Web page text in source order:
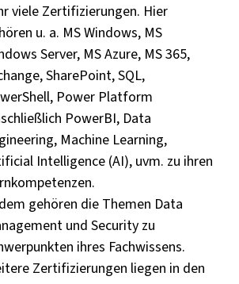
viele Zertifizierungen. Hier
u. a. MS Windows, MS
Server, MS Azure, MS 365,
SharePoint, SQL,
Power Platform
PowerBI, Data
Machine Learning,
Intelligence (AI), uvm. zu ihren
gehören die Themen Data
und Security zu
ihres Fachwissens.
Zertifizierungen liegen in den